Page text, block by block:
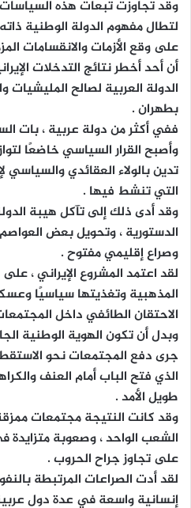
وقد تجاوزت تبعات هذه السياسات
لتطال مفهوم الدولة الوطنية
على وقع الأزمات والانقسامات
أن أحد أخطر نتائج التدخلات
الدولة العربية لصالح
بطهران .
ففي أكثر من دولة عربية ، بات
وأصبح القرار السياسي خاضعًا
تدين بالولاء العقائدي والسياسي
التي تنشط فيها .
وقد أدى ذلك إلى تآكل هيبة
الدستورية ، وتحويل بعض
وصراع إقليمي مفتوح .
لقد اعتمد المشروع الإيراني ،
المذهبية وتغذيتها سياسيًا
الاحتقان الطائفي داخل
وبدل أن تكون الهوية الوطنية
جرى دفع المجتمعات نحو
الذي فتح الباب أمام العنف
طويل الأمد .
وقد كانت النتيجة مجتمعات
الشعب الواحد ، وصعوبة متزايدة
على تجاوز جراح الحروب .
لقد أدت الصراعات المرتبطة
إنسانية واسعة في عدة دول